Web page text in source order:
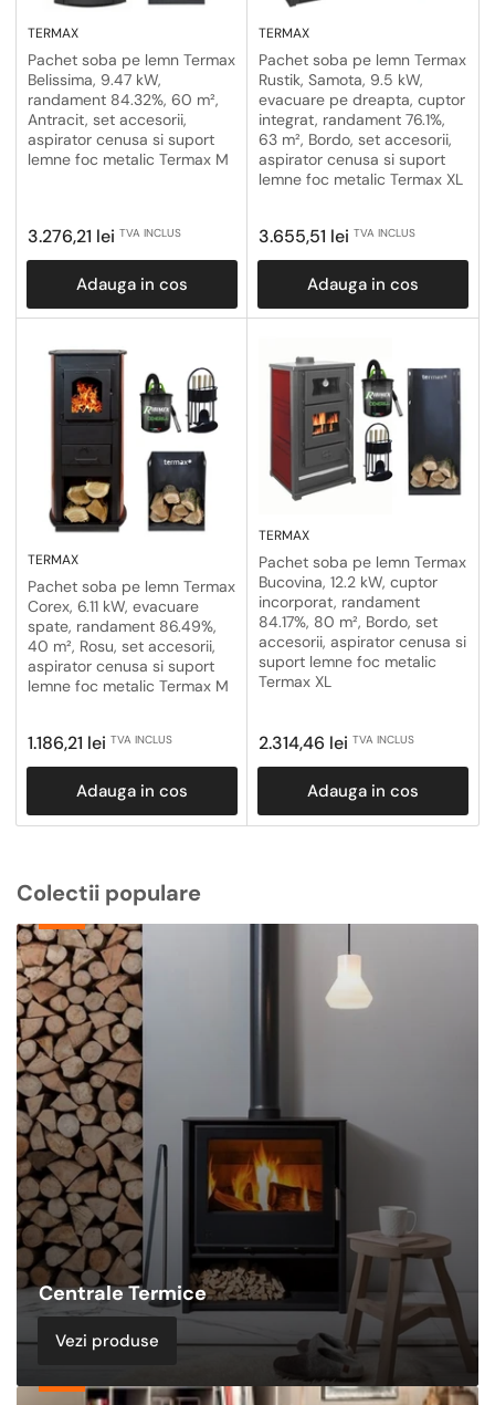
TERMAX
Pachet soba pe lemn Termax
Belissima, 9.47 kW,
randament 84.32%, 60 m²,
Antracit, set accesorii,
aspirator cenusa si suport
lemne foc metalic Termax M
Pret
obisnuit
3.276,21 lei TVA INCLUS
Adauga in cos
TERMAX
Pachet soba pe lemn Termax
Rustik, Samota, 9.5 kW,
evacuare pe dreapta, cuptor
integrat, randament 76.1%,
63 m², Bordo, set accesorii,
aspirator cenusa si suport
lemne foc metalic Termax XL
Pret
obisnuit
3.655,51 lei TVA INCLUS
Adauga in cos
TERMAX
Pachet soba pe lemn Termax
Corex, 6.11 kW, evacuare
spate, randament 86.49%,
40 m², Rosu, set accesorii,
aspirator cenusa si suport
lemne foc metalic Termax M
Pret
obisnuit
1.186,21 lei TVA INCLUS
Adauga in cos
TERMAX
Pachet soba pe lemn Termax
Bucovina, 12.2 kW, cuptor
incorporat, randament
84.17%, 80 m², Bordo, set
accesorii, aspirator cenusa si
suport lemne foc metalic
Termax XL
Pret
obisnuit
2.314,46 lei TVA INCLUS
Adauga in cos
Colectii populare
Centrale
Termice
Centrale Termice
Vezi produse
Sobe